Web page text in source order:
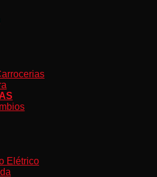
Elétrico